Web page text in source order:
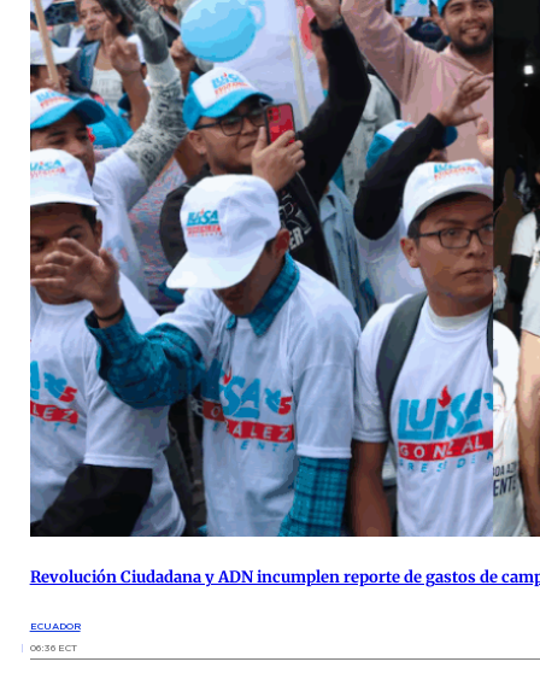
Revolución Ciudadana y ADN incumplen reporte de gastos de
ECUADOR
06:36 ECT